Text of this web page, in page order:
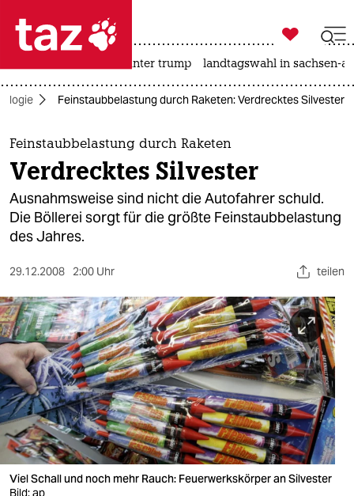
 taz zahl ich
taz zahl ich
themen
politik
öko
sport
berlin
nord
wahrheit
verlag

taz zahl ich
usa unter trump landtagswahl in sachsen-
Feinstaubbelastung durch Raketen: Verdrecktes Silvester
Feinstaubbelastung durch Raketen
Verdrecktes Silvester
Ausnahmsweise sind nicht die Autofahrer schuld.
Die Böllerei sorgt für die größte Feinstaubbelastung
des Jahres.
29.12.2008 2:00 Uhr teilen
Viel Schall und noch mehr Rauch: Feuerwerkskörper an Silvester
Bild: ap